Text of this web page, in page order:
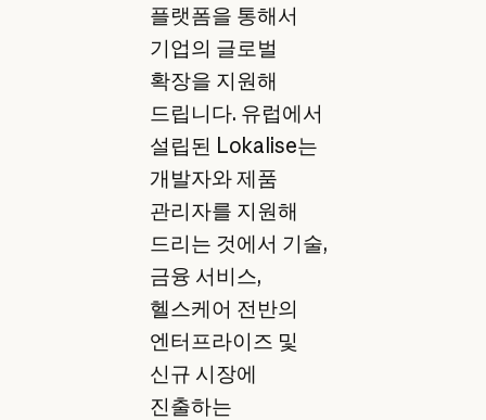
플랫폼을 통해서
기업의 글로벌
확장을 지원해
드립니다. 유럽에서
설립된 Lokalise는
개발자와 제품
관리자를 지원해
드리는 것에서 기술,
금융 서비스,
헬스케어 전반의
엔터프라이즈 및
신규 시장에
진출하는